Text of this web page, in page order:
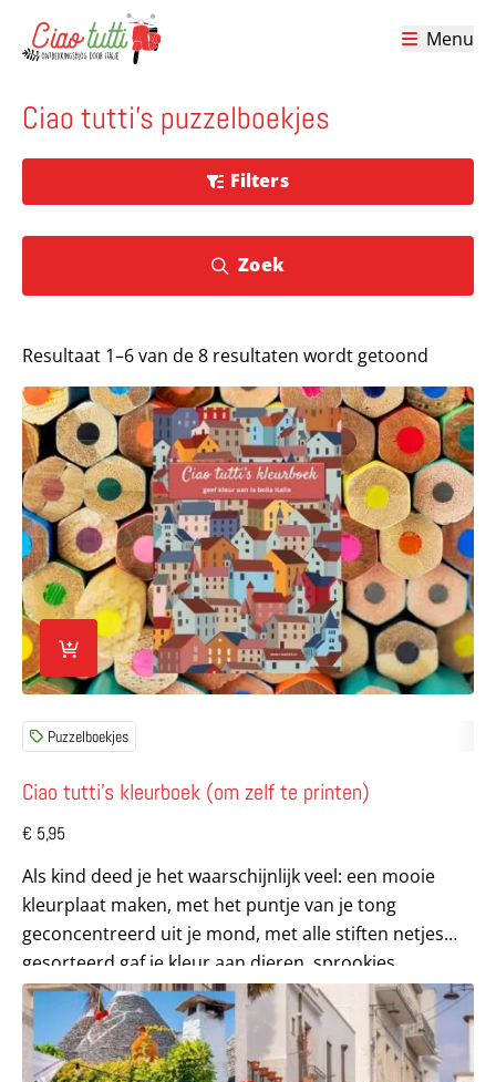
Menu
Ciao tutti's puzzelboekjes
Filters
Zoek
Resultaat 1–6 van de 8 resultaten wordt getoond
Puzzelboekjes
Ciao tutti’s kleurboek (om zelf te printen)
Lees meer over Ciao tutti’s kleurboek (om zelf te printen)
€ 5,95
Als kind deed je het waarschijnlijk veel: een mooie
kleurplaat maken, met het puntje van je tong
geconcentreerd uit je mond, met alle stiften netjes
gesorteerd gaf je kleur aan dieren, sprookjes,...
Lees meer over Puzzelen in Puglia – Ciao tutti